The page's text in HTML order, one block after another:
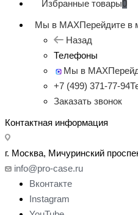
Избранные товары0
Мы в MAXПерейдите в
Назад
Телефоны
Мы в MAX
+7 (499) 371-77-94
Заказать звонок
Контактная информация
г. Москва, Мичуринский
info@pro-case.ru
Вконтакте
Instagram